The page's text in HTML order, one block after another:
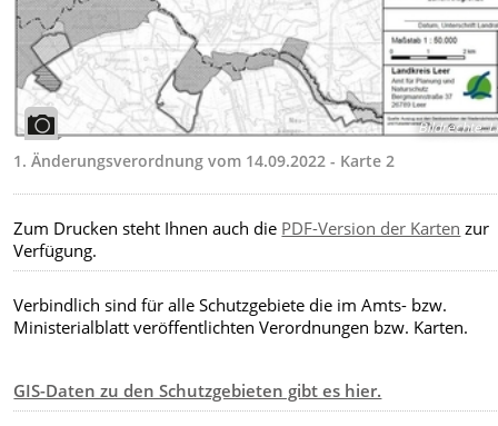
Bildrechte:
1. Änderungsverordnung vom 14.09.2022 - Karte 2
Zum Drucken steht Ihnen auch die PDF-Version der Karten zur
Verfügung.
Verbindlich sind für alle Schutzgebiete die im Amts- bzw.
Ministerialblatt veröffentlichten Verordnungen bzw. Karten.
GIS-Daten zu den Schutzgebieten gibt es hier.